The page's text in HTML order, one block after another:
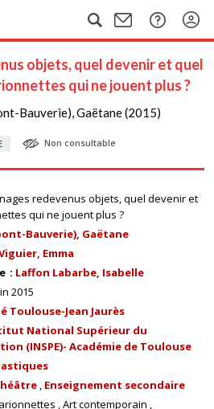
objets, quel devenir et quel
qui ne jouent plus ?
Bauverie), Gaëtane (2015)
Non consultable
redevenus objets, quel devenir et
qui ne jouent plus ?
Bauverie), Gaëtane
Emma
Laffon Labarbe, Isabelle
2015
Toulouse-Jean Jaurès
National Supérieur du
(INSPE)- Académie de Toulouse
Enseignement secondaire
Art contemporain